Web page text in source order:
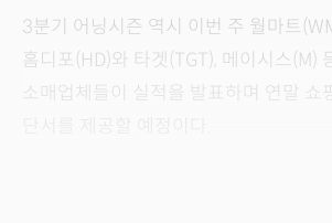
3분기 어닝시즌 역시 이번 주 월마트
홈디포(HD)와 타겟(TGT), 메이시스(M)
소매업체들이 실적을 발표하며 연말 쇼